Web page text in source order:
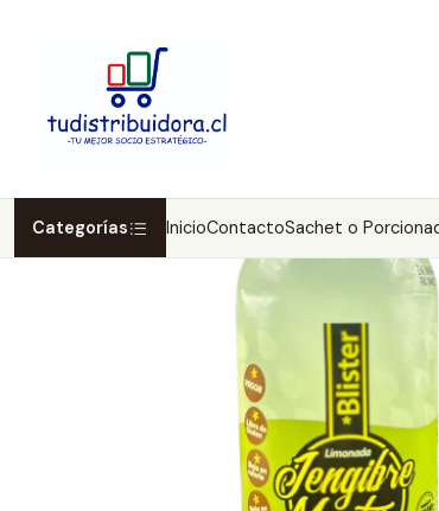
Categorías InicioContactoSachet o